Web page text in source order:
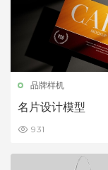
品牌样机
名片设计模型
931